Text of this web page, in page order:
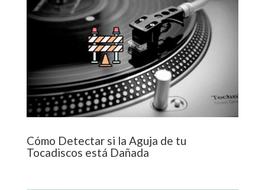
Cómo Detectar si la Aguja de tu
Tocadiscos está Dañada